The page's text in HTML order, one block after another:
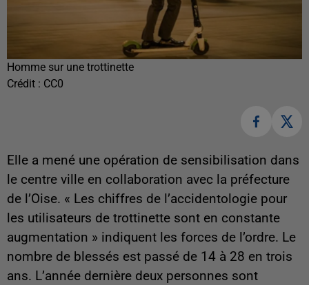
Homme sur une trottinette
Crédit : CC0
Elle a mené une opération de sensibilisation dans
le centre ville en collaboration avec la préfecture
de l’Oise. « Les chiffres de l’accidentologie pour
les utilisateurs de trottinette sont en constante
augmentation » indiquent les forces de l’ordre. Le
nombre de blessés est passé de 14 à 28 en trois
ans. L’année dernière deux personnes sont